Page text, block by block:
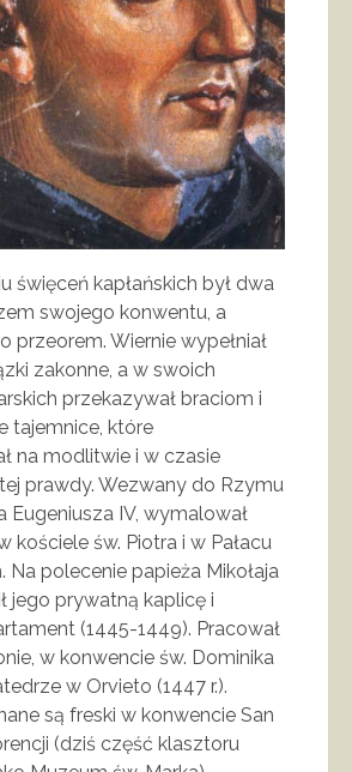
święceń kapłańskich był dwa
swojego konwentu, a
przeorem. Wiernie wypełniał
zakonne, a w swoich
przekazywał braciom i
tajemnice, które
na modlitwie i w czasie
prawdy. Wezwany do Rzymu
Eugeniusza IV, wymalował
kościele św. Piotra i w Pałacu
Na polecenie papieża Mikołaja
jego prywatną kaplicę i
(1445-1449). Pracował
w konwencie św. Dominika
w Orvieto (1447 r.).
są freski w konwencie San
(dziś część klasztoru